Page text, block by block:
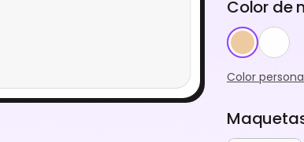
Color de
Color